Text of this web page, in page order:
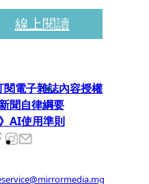
線上閱讀
閱電子雜誌內容授權
聞自律綱要
AI使用準則